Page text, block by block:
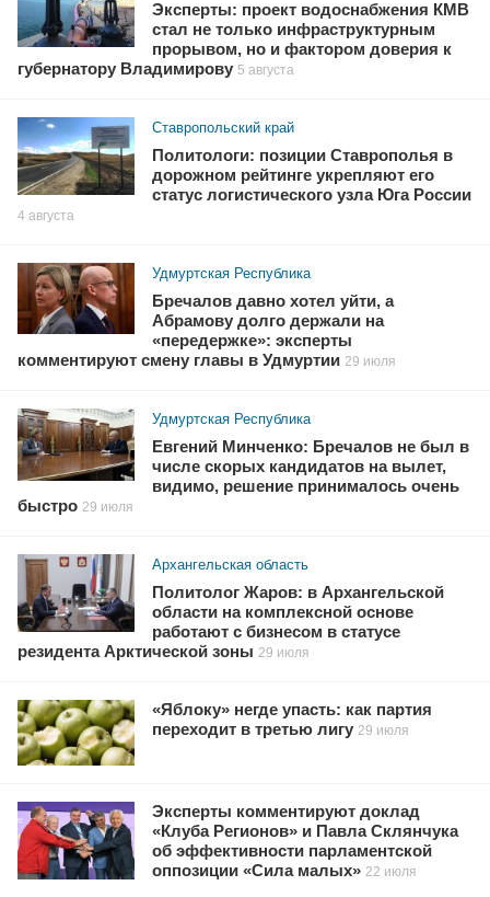
Эксперты: проект водоснабжения КМВ
стал не только инфраструктурным
прорывом, но и фактором доверия к
губернатору Владимирову 5 августа
Ставропольский край
Политологи: позиции Ставрополья в
дорожном рейтинге укрепляют его
статус логистического узла Юга России
4 августа
Удмуртская Республика
Бречалов давно хотел уйти, а
Абрамову долго держали на
«передержке»: эксперты
комментируют смену главы в Удмуртии 29 июля
Удмуртская Республика
Евгений Минченко: Бречалов не был в
числе скорых кандидатов на вылет,
видимо, решение принималось очень
быстро 29 июля
Архангельская область
Политолог Жаров: в Архангельской
области на комплексной основе
работают с бизнесом в статусе
резидента Арктической зоны 29 июля
«Яблоку» негде упасть: как партия
переходит в третью лигу 29 июля
Эксперты комментируют доклад
«Клуба Регионов» и Павла Склянчука
об эффективности парламентской
оппозиции «Сила малых» 22 июля